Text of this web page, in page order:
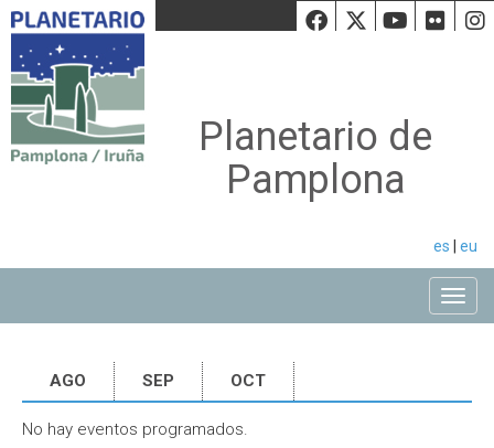
Facebook
Twiiter
Planetario de
Pamplona
es eu
AGO SEP OCT
No hay eventos programados.